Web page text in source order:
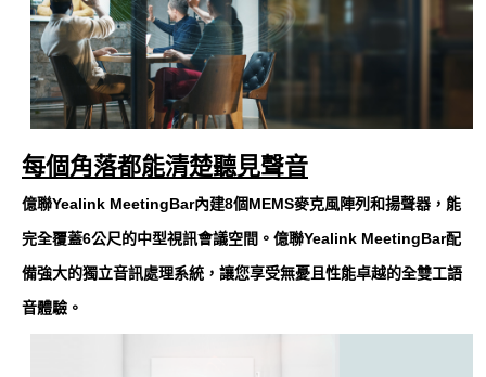
每個角落都能清楚聽見聲音
億聯Yealink MeetingBar內建8個MEMS麥克風陣列和揚聲器，能
完全覆蓋6公尺的中型視訊會議空間。億聯Yealink MeetingBar配
備強大的獨立音訊處理系統，讓您享受無憂且性能卓越的全雙工語
音體驗。